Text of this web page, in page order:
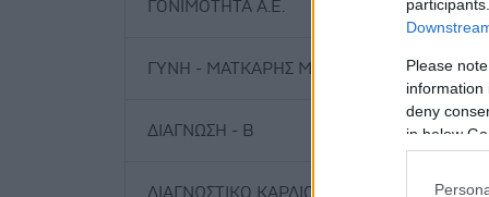
Please
information
deny
in below
ΓΟΝΙΜΟΤΗΤΑ Α.Ε.
ΓΥΝΗ - ΜΑΤΚΑΡΗΣ ΜΙΛΤ.
ΔΙΑΓΝΩΣΗ - Β
ΔΙΑΓΝΩΣΤΙΚΟ ΚΑΡΔΙΟΛΟΓΙΚΟ ΚΕΝΤΡΟ